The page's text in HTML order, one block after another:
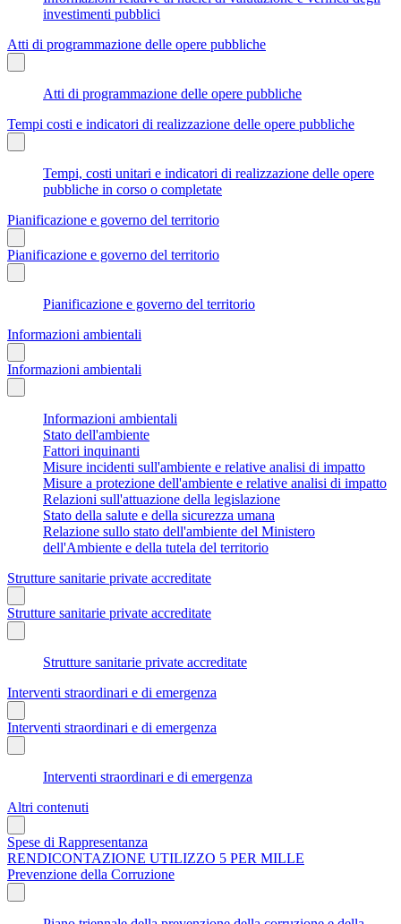
investimenti pubblici
Atti di programmazione delle opere pubbliche
Atti di programmazione delle opere pubbliche
Tempi costi e indicatori di realizzazione delle opere pubbliche
Tempi, costi unitari e indicatori di realizzazione delle opere
pubbliche in corso o completate
Pianificazione e governo del territorio
Pianificazione e governo del territorio
Pianificazione e governo del territorio
Informazioni ambientali
Informazioni ambientali
Informazioni ambientali
Stato dell'ambiente
Fattori inquinanti
Misure incidenti sull'ambiente e relative analisi di impatto
Misure a protezione dell'ambiente e relative analisi di impatto
Relazioni sull'attuazione della legislazione
Stato della salute e della sicurezza umana
Relazione sullo stato dell'ambiente del Ministero
dell'Ambiente e della tutela del territorio
Strutture sanitarie private accreditate
Strutture sanitarie private accreditate
Strutture sanitarie private accreditate
Interventi straordinari e di emergenza
Interventi straordinari e di emergenza
Interventi straordinari e di emergenza
Altri contenuti
Spese di Rappresentanza
RENDICONTAZIONE UTILIZZO 5 PER MILLE
Prevenzione della Corruzione